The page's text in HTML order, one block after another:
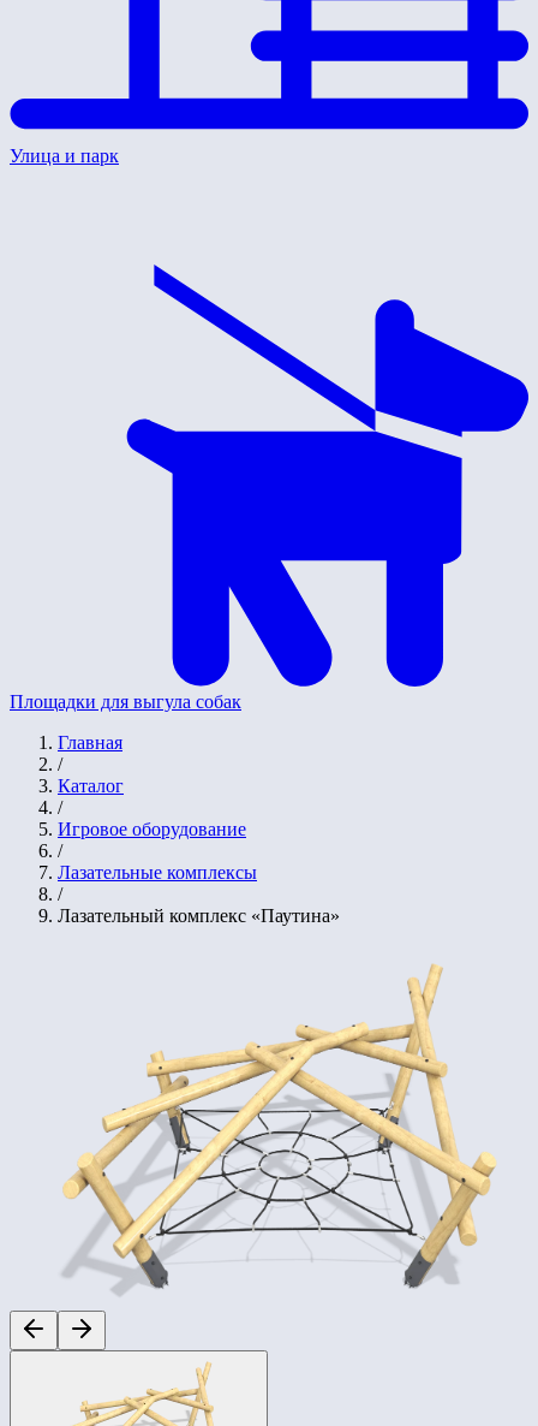
Улица и парк
Площадки для выгула собак
Главная
/
Каталог
/
Игровое оборудование
/
Лазательные комплексы
/
Лазательный комплекс «Паутина»